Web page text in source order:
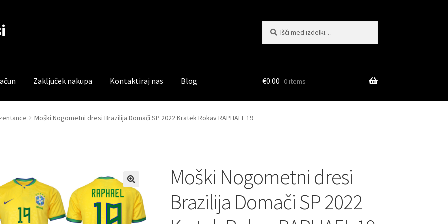
Zaključek nakupa Kontaktiraj nas Blog
Trgovina Zaključek nakupa
€0.00 0 items
Moški Nogometni dresi Brazilija Domači SP 2022 Kratek Rokav RAPHAEL 19
Moški Nogometni dresi
Brazilija Domači SP 2022